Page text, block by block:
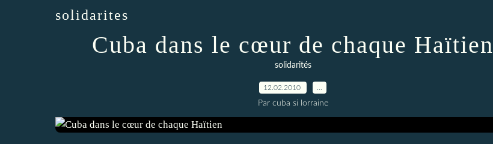
solidarites
Cuba dans le cœur de chaque Haïtien
solidarités
12.02.2010
Par cuba si lorraine